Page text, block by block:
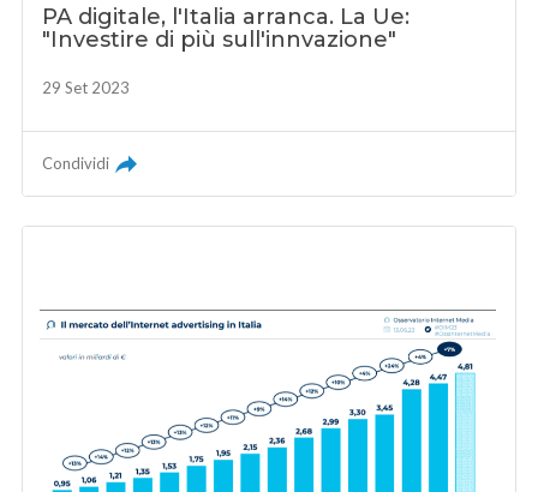
PA digitale, l'Italia arranca. La Ue:
"Investire di più sull'innvazione"
29 Set 2023
Condividi